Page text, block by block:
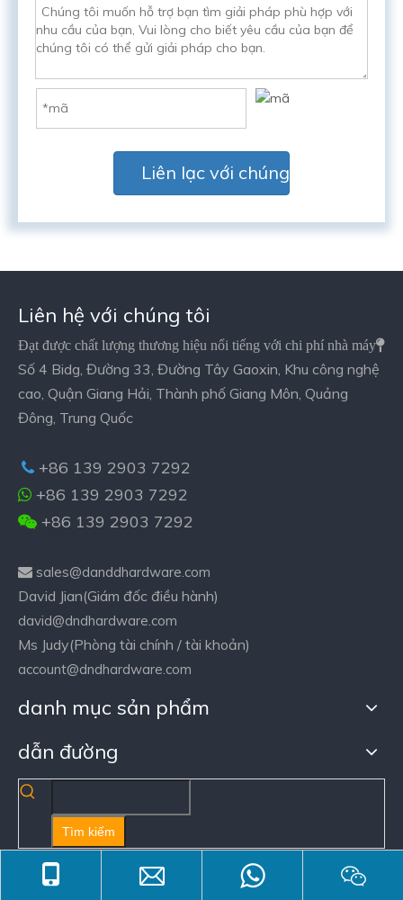
Liên lạc với chúng tôi ngay
Liên hệ với chúng tôi
Đạt được chất lượng thương hiệu nổi tiếng với chi phí nhà máy
Số 4 Bidg, Đường 33, Đường Tây Gaoxin, Khu công nghệ
cao, Quận Giang Hải, Thành phố Giang Môn, Quảng
Đông, Trung Quốc
 +86 139 2903 7292
 +86 139 2903 7292
 +86 139 2903 7292
 sales@danddhardware.com
David Jian(Giám đốc điều hành)
david@dndhardware.com
Ms Judy(Phòng tài chính / tài khoản)
account@dndhardware.com
danh mục sản phẩm
dẫn đường
Tìm kiếm
Để có được chất lượng mang thương
hiệu quốc tế với chi phí xuất xưởng